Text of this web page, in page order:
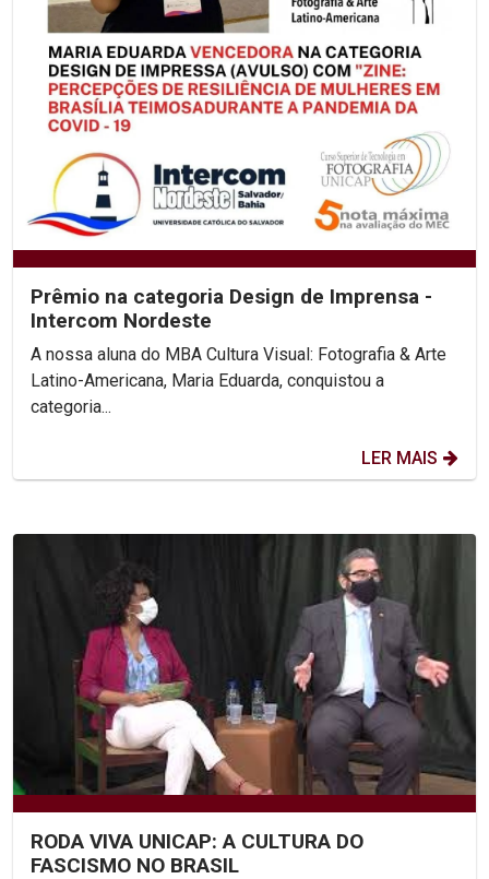
Prêmio na categoria Design de Imprensa -
Intercom Nordeste
A nossa aluna do MBA Cultura Visual: Fotografia & Arte
Latino-Americana, Maria Eduarda, conquistou a
categoria...
LER MAIS
RODA VIVA UNICAP: A CULTURA DO
FASCISMO NO BRASIL